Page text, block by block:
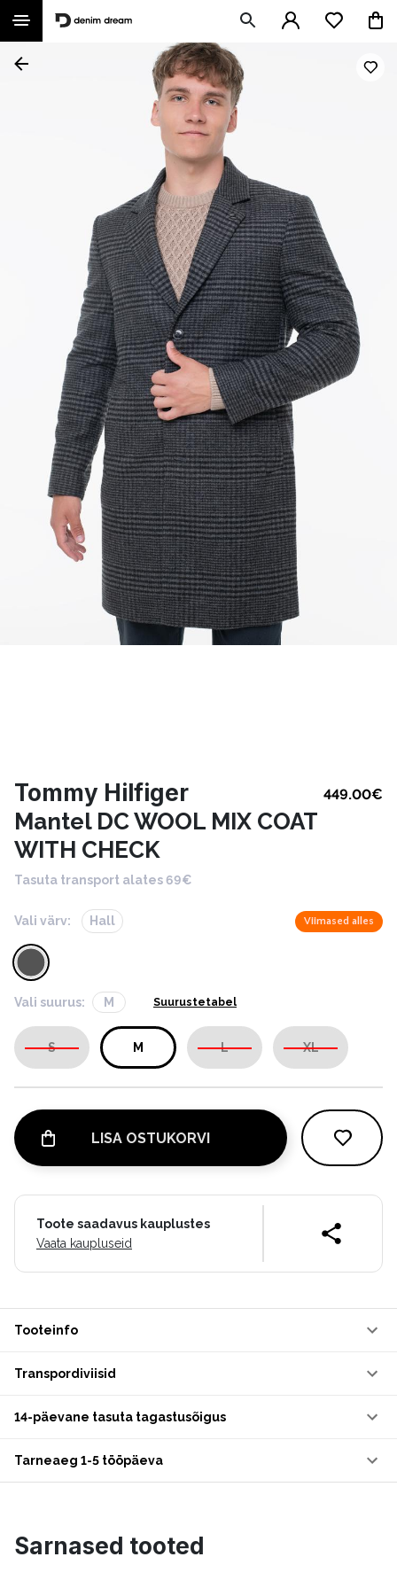
Tommy Hilfiger 449.00€
Mantel DC WOOL MIX COAT
WITH CHECK
Tasuta transport alates 69€
Vali värv: Hall Viimased alles
Vali suurus: M Suurustetabel
S M L XL
LISA OSTUKORVI
Toote saadavus kauplustes
Vaata kaupluseid
Tooteinfo
Transpordiviisid
14-päevane tasuta tagastusõigus
Tarneaeg 1-5 tööpäeva
Sarnased tooted